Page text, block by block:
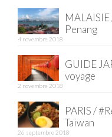
– Guilin
– Xi’an
CORÉE DU
– Séoul
DANEMARK
MALAISIE
Penang
4 novembre 2018
GUIDE
voyage
2 novembre 2018
PARIS /
Taïwan
26 septembre 2018